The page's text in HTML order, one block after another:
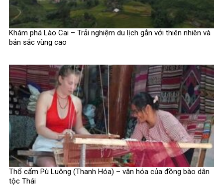
Khám phá Lào Cai – Trải nghiệm du lịch gắn với thiên nhiên và
bản sắc vùng cao
Thổ cẩm Pù Luông (Thanh Hóa) – văn hóa của đồng bào dân
tộc Thái